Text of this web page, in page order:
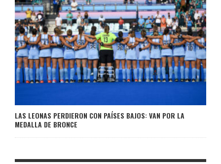
LAS LEONAS PERDIERON CON PAÍSES BAJOS: VAN POR LA
MEDALLA DE BRONCE